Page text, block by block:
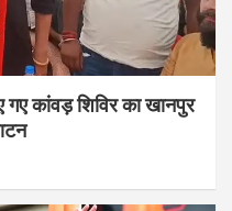
गए कांवड़ शिविर का खानपुर